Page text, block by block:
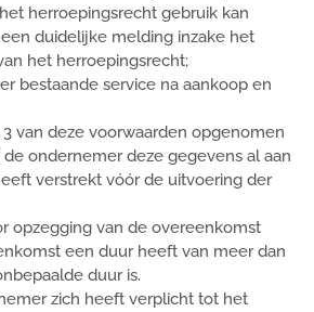
herroepingsrecht gebruik kan
duidelijke melding inzake het
het herroepingsrecht;
bestaande service na aankoop en
van deze voorwaarden opgenomen
ondernemer deze gegevens al aan
verstrekt vóór de uitvoering der
opzegging van de overeenkomst
een duur heeft van meer dan
duur is.
zich heeft verplicht tot het